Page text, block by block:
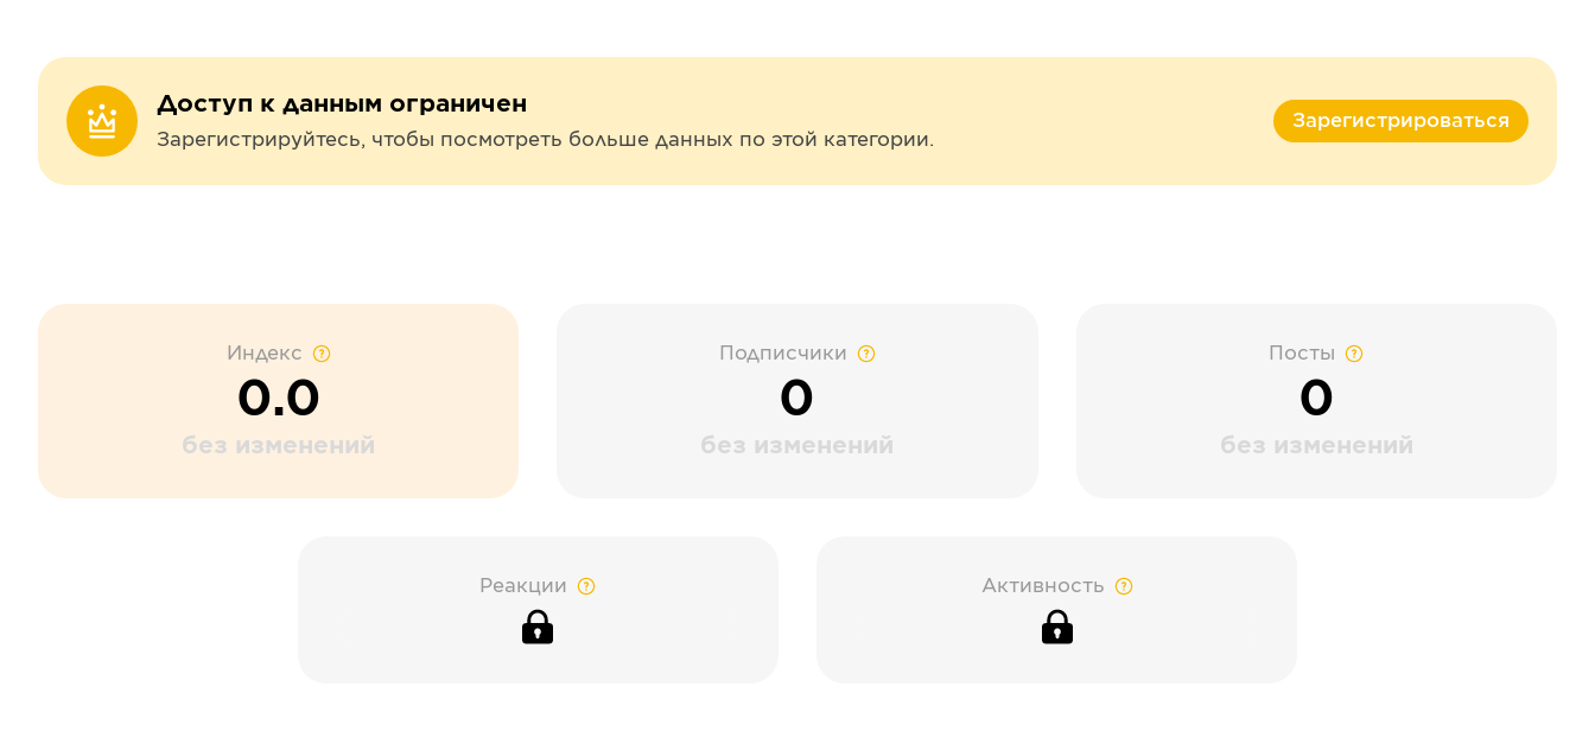
Доступ к данным ограничен
Зарегистрируйтесь, чтобы посмотреть больше данных по этой категории.
Зарегистрироваться
Индекс
0.0
без изменений
Подписчики
0
без изменений
Посты
0
без изменений
Реакции Активность